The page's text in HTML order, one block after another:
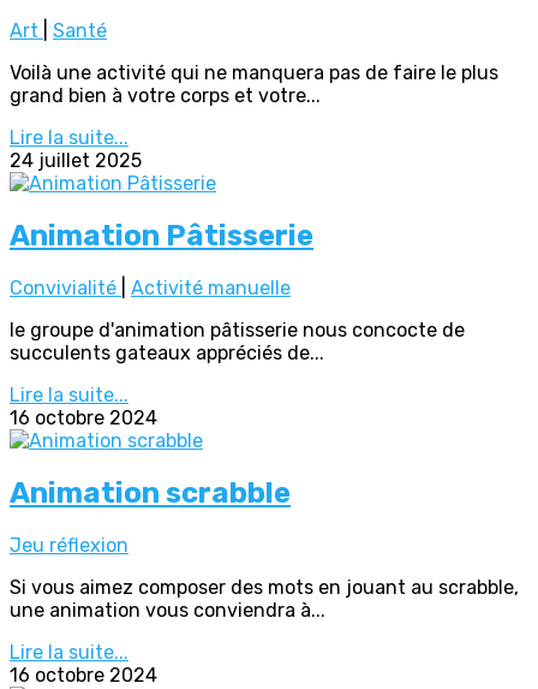
Art
Santé
Voilà une activité qui ne manquera pas de faire le plus
grand bien à votre corps et votre...
Lire la suite...
24 juillet 2025
Animation Pâtisserie
Convivialité
Activité manuelle
le groupe d'animation pâtisserie nous concocte de
succulents gateaux appréciés de...
Lire la suite...
16 octobre 2024
Animation scrabble
Jeu réflexion
Si vous aimez composer des mots en jouant au scrabble,
une animation vous conviendra à...
Lire la suite...
16 octobre 2024